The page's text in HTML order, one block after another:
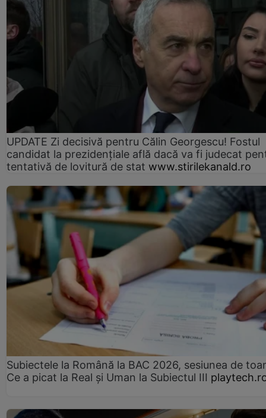
UPDATE Zi decisivă pentru Călin Georgescu! Fostul
candidat la prezidențiale află dacă va fi judecat
tentativă de lovitură de stat www.stirilekanald.ro
Subiectele la Română la BAC 2026, sesiunea de
Ce a picat la Real și Uman la Subiectul III